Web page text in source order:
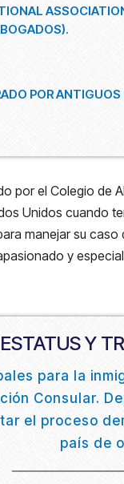
POR
por el Colegio de
Unidos cuando
manejar su
y
Y
para la
Consular.
el proceso
país de